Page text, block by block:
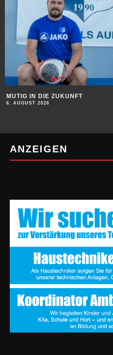
MUTIG IN DIE ZUKUNFT
6. AUGUST 2026
ANZEIGEN